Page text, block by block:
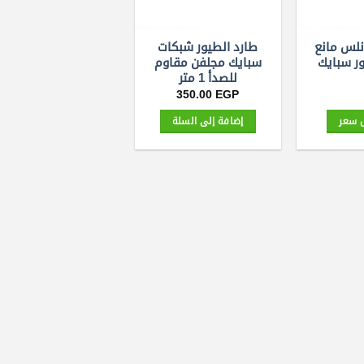
مانع
سبايك
سعر
طارد الطيور شبكات
سبايك مجلفن مقاوم
للصدأ 1 متر
350.00 EGP
إضافة إلى السلة